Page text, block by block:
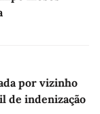
por vizinho
de indenização